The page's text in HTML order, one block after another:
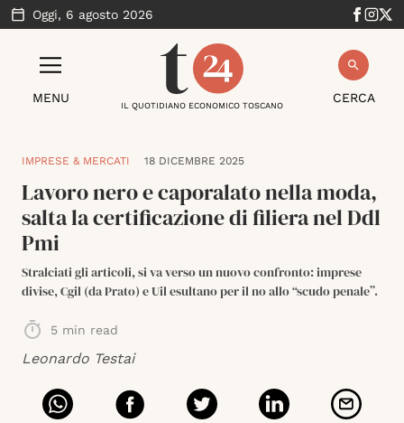
Oggi, 6 agosto 2026
MENU CERCA
IL QUOTIDIANO ECONOMICO TOSCANO
IMPRESE & MERCATI 18 DICEMBRE 2025
Lavoro nero e caporalato nella moda,
salta la certificazione di filiera nel Ddl
Pmi
Stralciati gli articoli, si va verso un nuovo confronto: imprese
divise, Cgil (da Prato) e Uil esultano per il no allo “scudo penale”.
5 min read
Leonardo Testai